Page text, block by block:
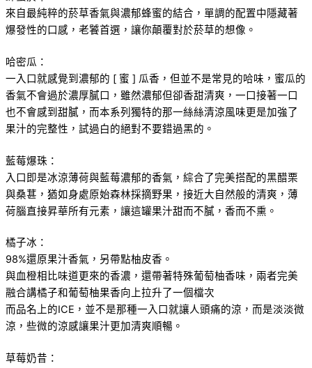
來自最純粹的菸草香氣與濃郁蜂蜜的結合，單調的配置中隱藏著
爆發性的口感，老饕首選，讓你顛覆對於菸草的想像。
哈密瓜：
一入口就感覺到濃郁的 [ 蜜 ] 瓜香，但並不是常見的哈味，蜜瓜的
香氣不會過於濃厚膩口，雖然濃郁但卻香甜清爽，一口接著一口
也不會感到甜膩，而本系列獨特的那一絲絲清涼風味更是加強了
果汁的完整性，試過白的絕對不要錯過黑的。
藍莓爆珠：
入口即是冰涼薄荷與藍莓濃郁的香氣，綜合了完美搭配的黑醋栗
與桑葚，猶如身處原始森林採摘野果，接近大自然般的清爽，薄
荷腦直接昇華所有元素，讓這罐果汁甜而不膩，香而不熏。
橘子冰：
98%還原果汁香氣，另帶點柚皮香。
與血橙相比味道更來的香濃，還帶著特殊葡萄柚香味，兩者完美
融合講橘子和葡萄柚果香向上拉升了一個檔次
而品名上的ICE，並不是那種一入口就讓人頭痛的涼，而是淡淡微
涼，些微的涼感讓果汁更加清爽順暢。
草莓奶昔：